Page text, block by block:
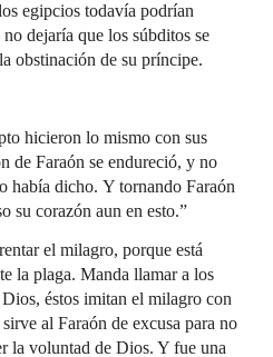
egipcios todavía podrían
dejaría que los súbditos se
obstinación de su príncipe.
hicieron lo mismo con sus
de Faraón se endureció, y no
había dicho. Y tornando Faraón
su corazón aun en esto.”
el milagro, porque está
la plaga. Manda llamar a los
éstos imitan el milagro con
al Faraón de excusa para no
la voluntad de Dios. Y fue una